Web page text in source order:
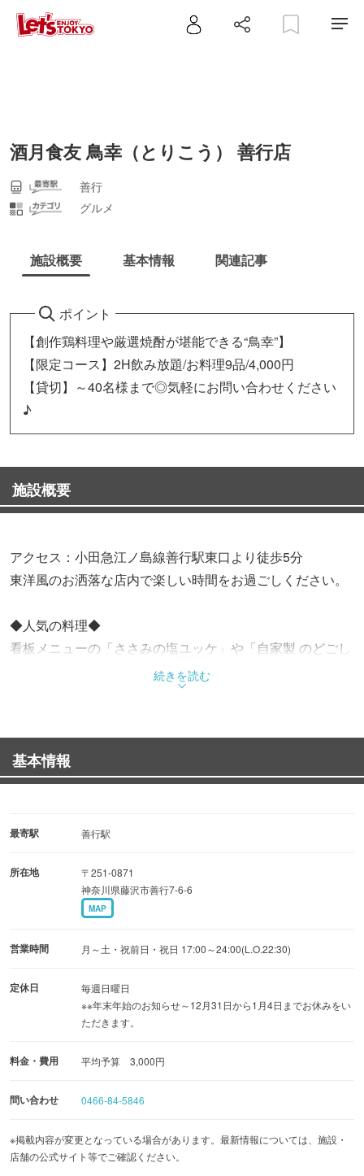
酒月食友 鳥幸（とりこう） 善行店
善行
グルメ
施設概要 基本情報 関連記事
ポイント
【創作鶏料理や厳選焼酎が堪能できる“鳥幸”】
【限定コース】2H飲み放題/お料理9品/4,000円
【貸切】～40名様まで◎気軽にお問い合わせください
♪
施設概要
アクセス：小田急江ノ島線善行駅東口より徒歩5分
東洋風のお洒落な店内で楽しい時間をお過ごしください。
◆人気の料理◆
看板メニューの「ささみの塩ユッケ」や「自家製 のどごし
ださい。
◆お好みで◆
きな食材でお任など
で、いつでも新鮮さを味わえます。
【2H飲み放題/お料理9品/4,000円】
【ネット予約限定】こだわりのお料理10品と2H飲み放題で
4,200円！！
◆焼酎は30種類以上◆
会社帰りの一杯にいかがですか♪
料理との相性も良い全国各地の様々な銘柄をご用意してい
続きを読む
基本情報
最寄駅 善行駅
所在地
〒251-0871
神奈川県藤沢市善行7-6-6
MAP
営業時間 月～土・祝前日・祝日 17:00～24:00(L.O.22:30)
定休日
毎週日曜日
※※年末年始のお知らせ～12月31日から1月4日までお休みをい
ただきます。
料金・費用 平均予算 3,000円
問い合わせ 0466-84-5846
※掲載内容が変更となっている場合があります。最新情報については、施設・
店舗の公式サイト等でご確認ください。